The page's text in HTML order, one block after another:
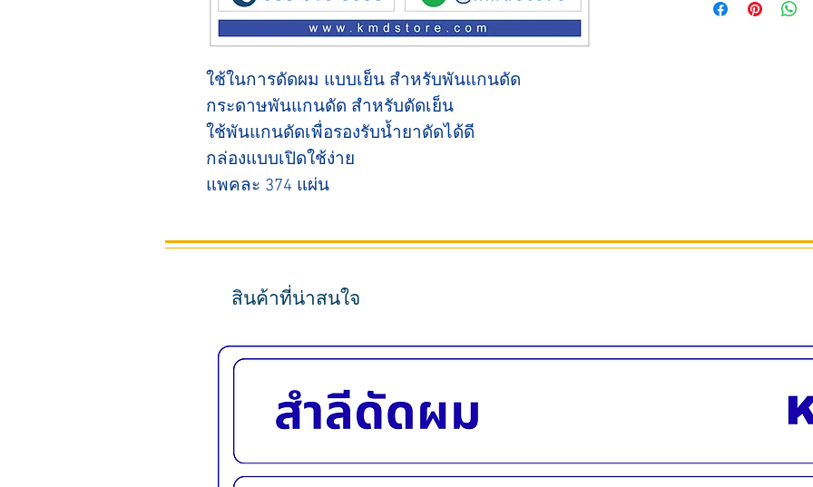
ใช้ในการดัดผม แบบเย็น สำหรับพันแกนดัด
กระดาษพันแกนดัด สำหรับดัดเย็น
ใช้พันแกนดัดเพื่อรองรับน้ำยาดัดได้ดี
กล่องแบบเปิดใช้ง่าย
แพคละ 374 แผ่น
กว้าง 6.5 ซม.
สินค้าที่น่าสนใจ